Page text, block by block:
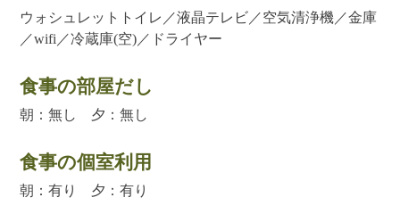
ウォシュレットトイレ／液晶テレビ／空気清浄機／金庫
／wifi／冷蔵庫(空)／ドライヤー
食事の部屋だし
朝：無し 夕：無し
食事の個室利用
朝：有り 夕：有り